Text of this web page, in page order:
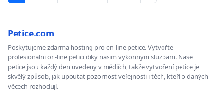
Petice.com
Poskytujeme zdarma hosting pro on-line petice. Vytvořte
profesionální on-line petici díky našim výkonným službám. Naše
petice jsou každý den uvedeny v médiích, takže vytvoření petice je
skvělý způsob, jak upoutat pozornost veřejnosti i těch, kteří o daných
věcech rozhodují.